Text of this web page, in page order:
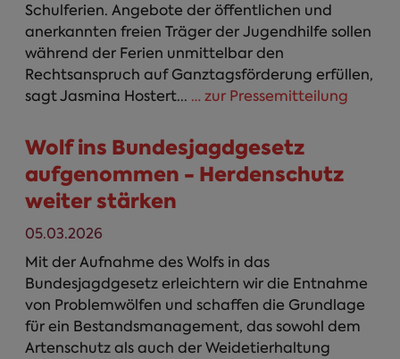
Schulferien. Angebote der öffentlichen und
anerkannten freien Träger der Jugendhilfe sollen
während der Ferien unmittelbar den
Rechtsanspruch auf Ganztagsförderung erfüllen,
sagt Jasmina Hostert... … zur Pressemitteilung
Wolf ins Bundesjagdgesetz
aufgenommen - Herdenschutz
weiter stärken
05.03.2026
Mit der Aufnahme des Wolfs in das
Bundesjagdgesetz erleichtern wir die Entnahme
von Problemwölfen und schaffen die Grundlage
für ein Bestandsmanagement, das sowohl dem
Artenschutz als auch der Weidetierhaltung